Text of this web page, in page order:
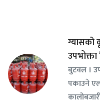
ग्यासको
बुटवल ।
पकाउने